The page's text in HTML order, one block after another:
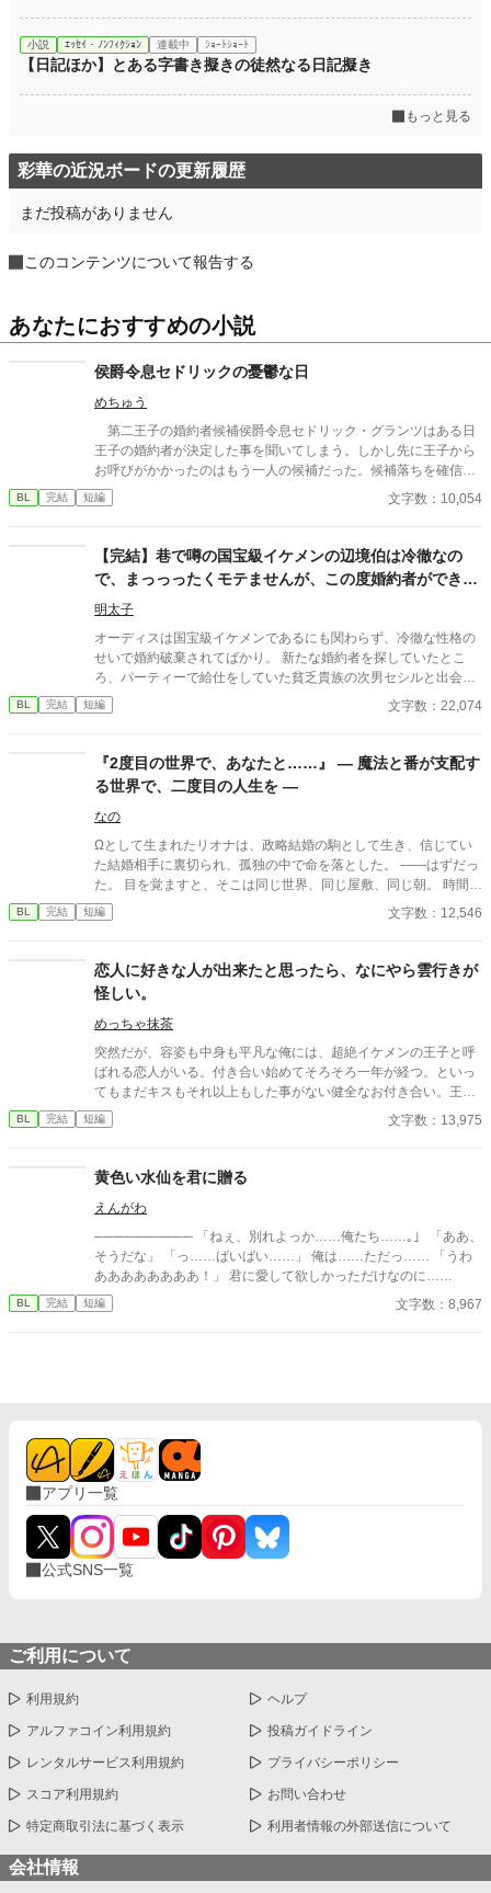
小説 ｴｯｾｲ・ﾉﾝﾌｨｸｼｮﾝ 連載中 ｼｮｰﾄｼｮｰﾄ
【日記ほか】とある字書き擬きの徒然なる日記擬き
もっと見る
彩華の近況ボードの更新履歴
まだ投稿がありません
このコンテンツについて報告する
あなたにおすすめの小説
侯爵令息セドリックの憂鬱な日
めちゅう
第二王子の婚約者候補侯爵令息セドリック・グランツはある日
王子の婚約者が決定した事を聞いてしまう。しかし先に王子から
お呼びがかかったのはもう一人の候補だった。候補落ちを確信し
泣き腫らした次の日は憂鬱な気分で幕を開ける——— ーーーーー
ーーーーーーーーーーーーーー 初投稿で拙い文章ですが楽しんで
BL 完結 短編 文字数：10,054
【完結】巷で噂の国宝級イケメンの辺境伯は冷徹なの
で、まっっったくモテませんが、この度婚約者ができま
した。
明太子
オーディスは国宝級イケメンであるにも関わらず、冷徹な性格の
せいで婚約破棄されてばかり。 新たな婚約者を探していたとこ
ろ、パーティーで給仕をしていた貧乏貴族の次男セシルと出会
い、一目惚れしてしまう。 しかし、恋愛偏差値がほぼ０のオーデ
ィスのアプローチは空回りするわ、前婚約者のフランチェスカの
徹だったはずなのに溺愛まっしぐらのオーディスと元気だけどお
っちょこちょいなセシルのドタバタラブコメです。
BL 完結 短編 文字数：22,074
『2度目の世界で、あなたと……』 ― 魔法と番が支配す
る世界で、二度目の人生を ―
なの
Ωとして生まれたリオナは、政略結婚の駒として生き、信じてい
た結婚相手に裏切られ、孤独の中で命を落とした。 ――はずだっ
た。 目を覚ますと、そこは同じ世界、同じ屋敷、同じ朝。 時間だ
けが巻き戻り、前世の記憶を持つのは自分だけ。 愛を知らないま
ま死んだ。今度こそ、本物の愛を知り、自ら選び取る人生を生き
った温もりに触れ、自らの意思で愛を選び直す物語。 「愛を知ら
ず道具として生きてきたΩが転生を機に、 年上αの騎士と本物の
BL 完結 短編 文字数：12,546
恋人に好きな人が出来たと思ったら、なにやら雲行きが
怪しい。
めっちゃ抹茶
突然だが、容姿も中身も平凡な俺には、超絶イケメンの王子と呼
ばれる恋人がいる。付き合い始めてそろそろ一年が経つ。といっ
てもまだキスもそれ以上もした事がない健全なお付き合い。王子
は優しいけど意地悪で、いつも俺の心臓を高鳴らせてくる——だ
けどそれだけだ。この前、喧嘩をした。それきり彼と話していな
見つけた王子の側には可憐な女の子。彼女が彼に寄り掛かって二
人がキスをしている。 その瞬間、目の前が真っ黒になった。もう
無理だ。俺がスイッチが切れたようにその場に立ち尽くした、そ
の時だった。前にいる彼から聞いたこともない怒声が俺の耳に届
いたのは。 ⚪︎佐藤玲央……微笑みの王子と呼ばれ、常に笑顔を絶
やさない。物腰柔らかな姿勢に男女問わずモテる ⚪︎中田真……両
スに馴染めず誰とも話さないので王子しか知らないし、これから
BL 完結 短編 文字数：13,975
黄色い水仙を君に贈る
えんがわ
────────── 「ねぇ、別れよっか……俺たち……｡」 「ああ、
そうだな」 「っ……ばいばい……」 俺は……ただっ…… 「うわ
ああああああああ！」 君に愛して欲しかっただけなのに……
BL 完結 短編 文字数：8,967
アプリ一覧
公式SNS一覧
ご利用について
利用規約 ヘルプ
アルファコイン利用規約 投稿ガイドライン
レンタルサービス利用規約 プライバシーポリシー
スコア利用規約 お問い合わせ
特定商取引法に基づく表示 利用者情報の外部送信について
会社情報